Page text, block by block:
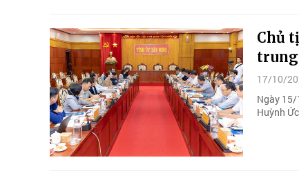
Chủ
trung
17/10/
Ngày 15/
Huỳnh